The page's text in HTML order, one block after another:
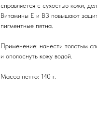
справляется с сухостью кожи,
Витамины Е и В3 повышают
пигментные пятна.
Применение: нанести толстым
и ополоснуть кожу водой.
Масса нетто: 140 г.